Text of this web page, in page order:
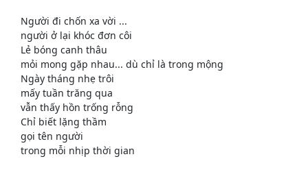
Người đi chốn xa vời ...
người ở lại khóc đơn côi
Lẻ bóng canh thâu
mỏi mong gặp nhau... dù chỉ là trong mộng
Ngày tháng nhẹ trôi
mấy tuần trăng qua
vẫn thấy hồn trống rỗng
Chỉ biết lặng thầm
gọi tên người
trong mỗi nhịp thời gian